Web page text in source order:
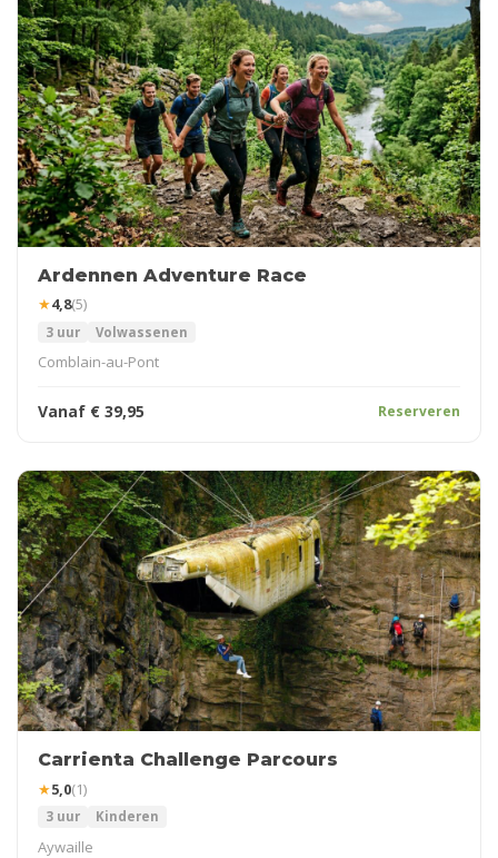
Ardennen Adventure Race
★4,8(5)
3 uur Volwassenen
Comblain-au-Pont
Vanaf € 39,95 Reserveren
Carrienta Challenge Parcours
★5,0(1)
3 uur Kinderen
Aywaille